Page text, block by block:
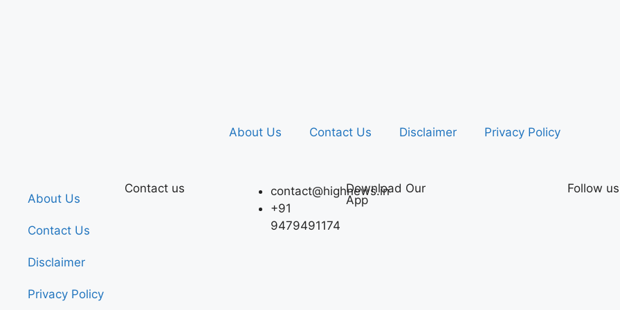
About Us Contact Us Disclaimer Privacy Policy
About Us
Contact Us
Disclaimer
Privacy Policy
Contact us
contact@highnews.in
+91
9479491174
Download Our
App
Follow